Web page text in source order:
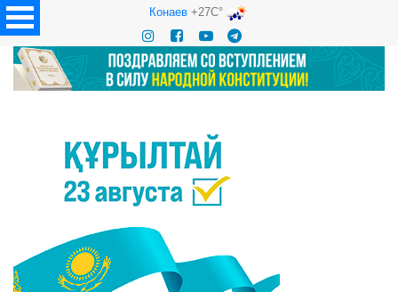
Конаев+27C°